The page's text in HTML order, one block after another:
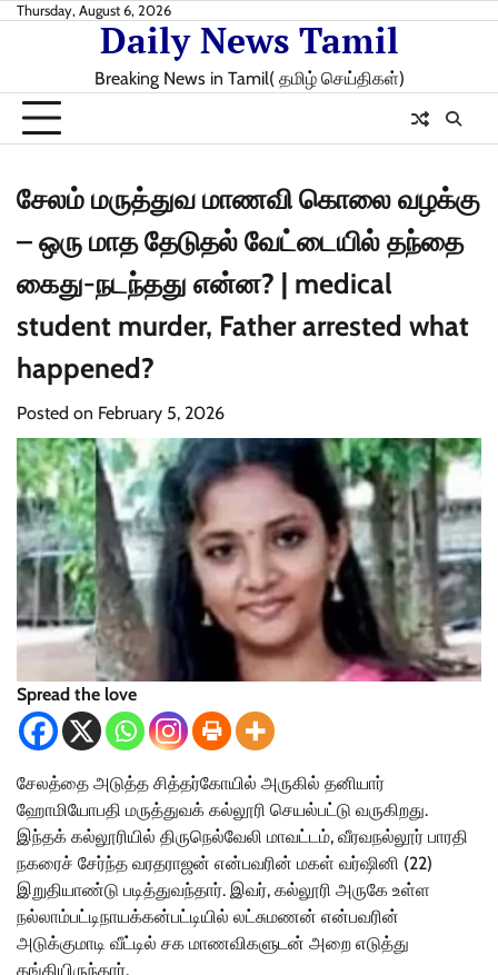
SkipThursday, August 6, 2026
Daily News Tamil
Breaking News in Tamil( தமிழ் செய்திகள்)
சேலம் மருத்துவ மாணவி கொலை வழக்கு
– ஒரு மாத தேடுதல் வேட்டையில் தந்தை
கைது-நடந்தது என்ன? | medical
student murder, Father arrested what
happened?
Posted on February 5, 2026
Spread the love
சேலத்தை அடுத்த சித்தர்கோயில் அருகில் தனியார்
ஹோமியோபதி மருத்துவக் கல்லூரி செயல்பட்டு வருகிறது.
இந்தக் கல்லூரியில் திருநெல்வேலி மாவட்டம், வீரவநல்லூர் பாரதி
நகரைச் சேர்ந்த வரதராஜன் என்பவரின் மகள் வர்ஷினி (22)
இறுதியாண்டு படித்துவந்தார். இவர், கல்லூரி அருகே உள்ள
நல்லாம்பட்டிநாயக்கன்பட்டியில் லட்சுமணன் என்பவரின்
அடுக்குமாடி வீட்டில் சக மாணவிகளுடன் அறை எடுத்து
தங்கியிருந்தார்.